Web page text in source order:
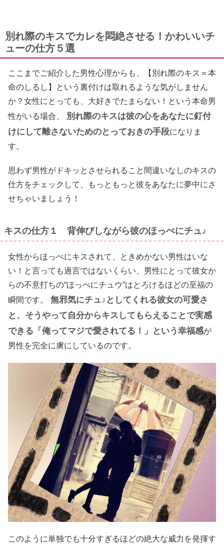
別れ際のキスでカレを悶絶させる！かわいいチ
ューの仕方５選
ここまでご紹介した男性心理からも、【別れ際のキス＝本
命のしるし】という裏付けは取れるような気がしません
か？女性にとっても、大好きでたまらない！という本命男
性がいる場合、
別れ際のキスは彼の心をあなたに釘付
けにして離さないためのとっておきの手段になりま
す。
思わず男性がドキッとさせられること間違いなしのキスの
仕方をチェックして、もっともっと彼をあなたに夢中にさ
せちゃいましょう！
キスの仕方１ 背伸びしながら彼のほっぺにチュ♪
女性からほっぺにキスされて、ときめかない男性はいな
い！と言っても過言ではないくらい、男性にとって彼女か
らの不意打ちの“ほっぺにチュウ”はとろけるほどの至福の
瞬間です。
無邪気にチュ♪としてくれる彼女の可愛さ
と、そうやって自分からキスしてもらえることで実感
できる「俺ってマジで愛されてる！」という幸福感が
男性を完全に虜にしているのです。
このように単独でも十分すぎるほどの絶大な威力を発揮す